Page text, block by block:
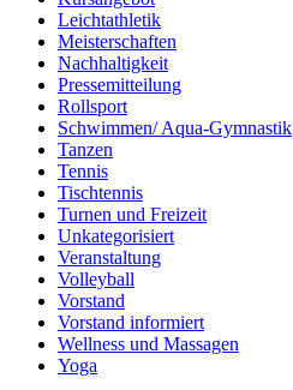
Leichtathletik
Meisterschaften
Nachhaltigkeit
Pressemitteilung
Rollsport
Schwimmen/ Aqua-Gymnastik
Tanzen
Tennis
Tischtennis
Turnen und Freizeit
Unkategorisiert
Veranstaltung
Volleyball
Vorstand
Vorstand informiert
Wellness und Massagen
Yoga